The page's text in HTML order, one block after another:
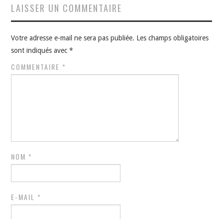
LAISSER UN COMMENTAIRE
Votre adresse e-mail ne sera pas publiée. Les champs obligatoires
sont indiqués avec*
COMMENTAIRE *
NOM *
E-MAIL *